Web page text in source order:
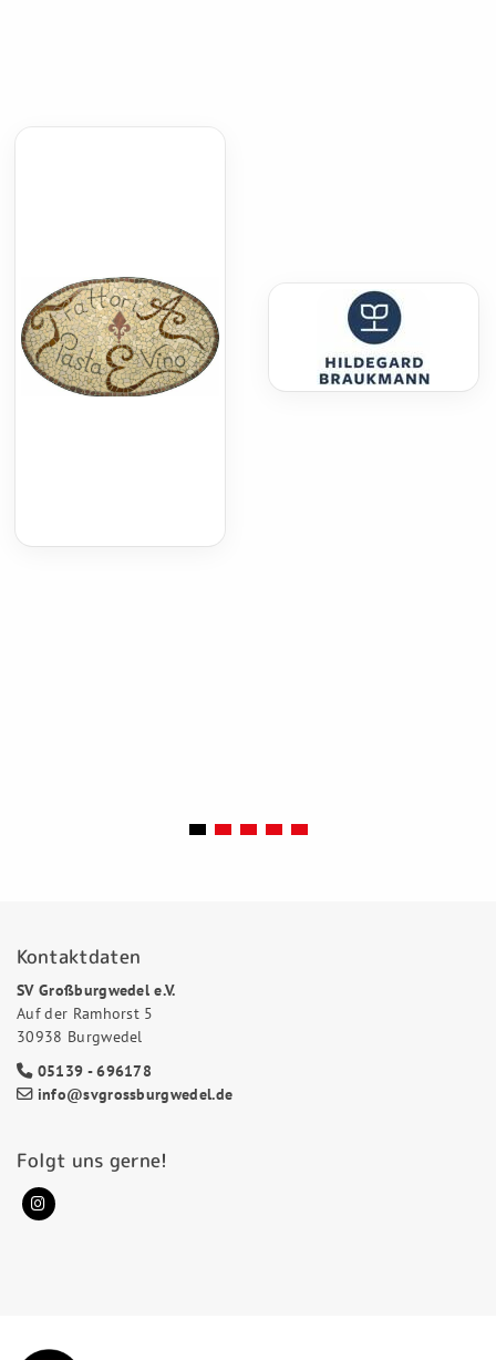
Kontaktdaten
SV Großburgwedel e.V.
Auf der Ramhorst 5
30938 Burgwedel
05139 - 696178
info@svgrossburgwedel.de
Folgt uns gerne!